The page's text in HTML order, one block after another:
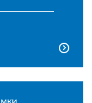
